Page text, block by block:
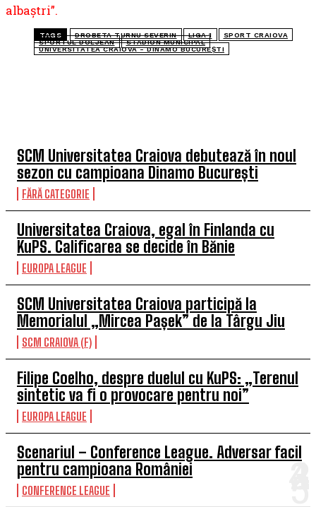
SCM Universitatea Craiova debutează în noul
sezon cu campioana Dinamo București
FĂRĂ CATEGORIE
Universitatea Craiova, egal în Finlanda cu
KuPS. Calificarea se decide în Bănie
EUROPA LEAGUE
SCM Universitatea Craiova participă la
Memorialul „Mircea Pașek” de la Târgu Jiu
SCM CRAIOVA (F)
Filipe Coelho, despre duelul cu KuPS: „Terenul
sintetic va fi o provocare pentru noi”
EUROPA LEAGUE
Scenariul – Conference League. Adversar facil
pentru campioana României
CONFERENCE LEAGUE
albaștri”.
TAGS DROBETA TURNU SEVERIN LIGA 1
SPORT CRAIOVA
SPORTUL DOLJEAN
STADION MUNICIPAL
UNIVERSITATEA CRAIOVA - DINAMO BUCUREȘTI